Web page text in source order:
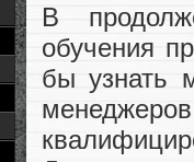
В
обучения
бы узнать